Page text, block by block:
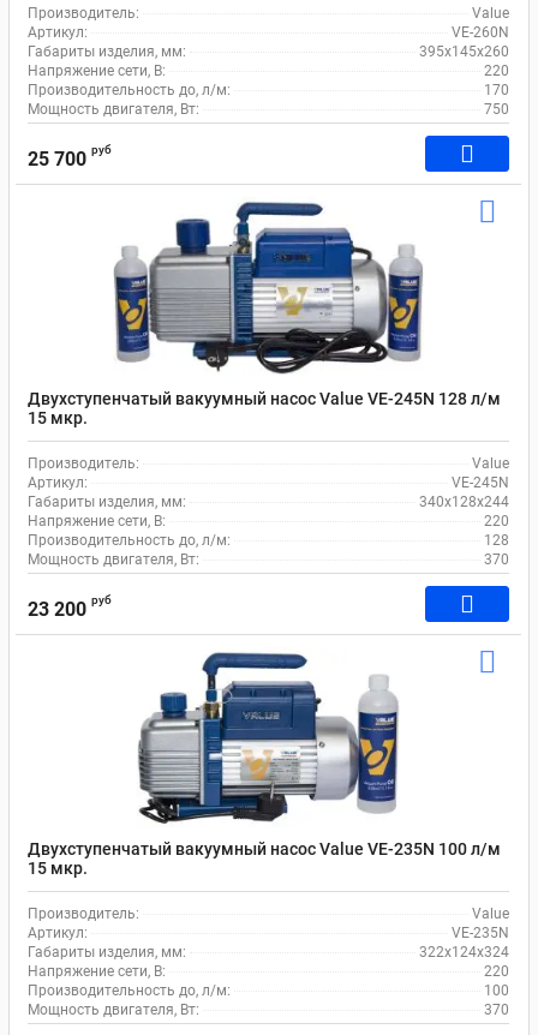
Производитель:
Value
Артикул:
VE-260N
Габариты изделия, мм:
395х145х260
Напряжение сети, В:
220
Производительность до, л/м:
170
Мощность двигателя, Вт:
750
25 700 руб
Двухступенчатый вакуумный насос Value VE-245N 128 л/м
15 мкр.
Производитель:
Value
Артикул:
VE-245N
Габариты изделия, мм:
340х128х244
Напряжение сети, В:
220
Производительность до, л/м:
128
Мощность двигателя, Вт:
370
23 200 руб
Двухступенчатый вакуумный насос Value VE-235N 100 л/м
15 мкр.
Производитель:
Value
Артикул:
VE-235N
Габариты изделия, мм:
322х124х324
Напряжение сети, В:
220
Производительность до, л/м:
100
Мощность двигателя, Вт:
370